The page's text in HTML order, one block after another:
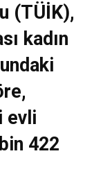
(TÜİK),
kadın
evli
422